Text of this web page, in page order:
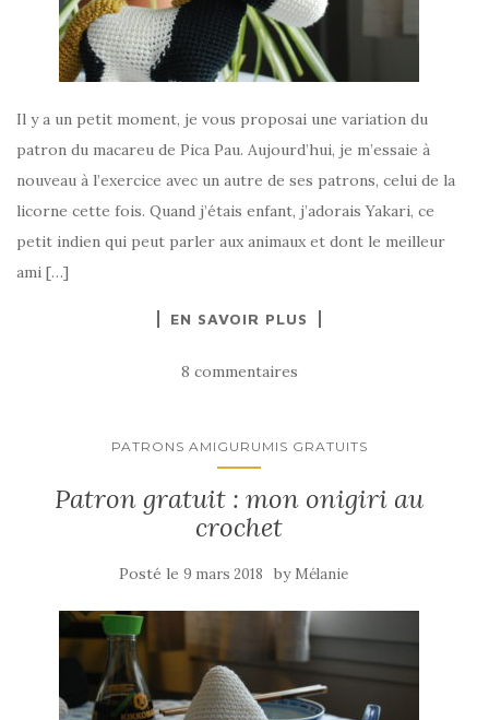
Il y a un petit moment, je vous proposai une variation du
patron du macareu de Pica Pau. Aujourd’hui, je m’essaie à
nouveau à l’exercice avec un autre de ses patrons, celui de la
licorne cette fois. Quand j’étais enfant, j’adorais Yakari, ce
petit indien qui peut parler aux animaux et dont le meilleur
ami […]
EN SAVOIR PLUS
8 commentaires
PATRONS AMIGURUMIS GRATUITS
Patron gratuit : mon onigiri au
crochet
Posté le 9 mars 2018 by Mélanie